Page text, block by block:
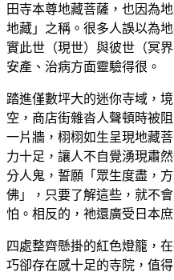
田寺本尊地藏菩薩，也因為
地藏」之稱。很多人誤以為
實此世（現世）與彼世（冥
安產、治病方面靈驗得很。
踏進僅數坪大的迷你寺域，
空，商店街雜沓人聲頓時被
一片牆，栩栩如生呈現地藏
力十足，讓人不自覺湧現肅
分人鬼，誓願「眾生度盡，
佛」，只要了解這些，就不
怕。相反的，祂還廣受日本庶
四處整齊懸掛的紅色燈籠，
巧卻存在感十足的寺院，值得